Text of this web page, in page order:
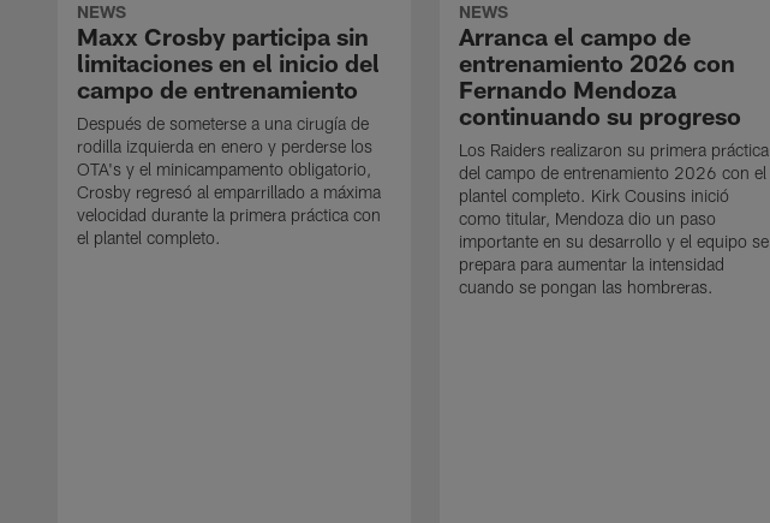
NEWS
Maxx Crosby participa sin
limitaciones en el inicio del
campo de entrenamiento
Después de someterse a una cirugía de
rodilla izquierda en enero y perderse los
OTA's y el minicampamento obligatorio,
Crosby regresó al emparrillado a máxima
velocidad durante la primera práctica con
el plantel completo.
NEWS
Arranca el campo de
entrenamiento 2026 con
Fernando Mendoza
continuando su progreso
Los Raiders realizaron su primera práctica
del campo de entrenamiento 2026 con el
plantel completo. Kirk Cousins inició
como titular, Mendoza dio un paso
importante en su desarrollo y el equipo se
prepara para aumentar la intensidad
cuando se pongan las hombreras.